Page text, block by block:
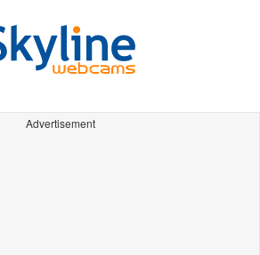
Advertisement